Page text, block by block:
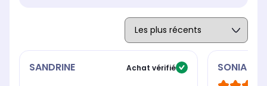
SANDRINE Achat vérifié SONIA